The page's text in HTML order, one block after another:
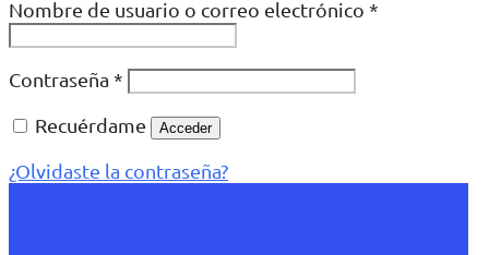
Nombre de usuario o correo electrónico *
Contraseña *
Recuérdame
Acceder
¿Olvidaste la contraseña?